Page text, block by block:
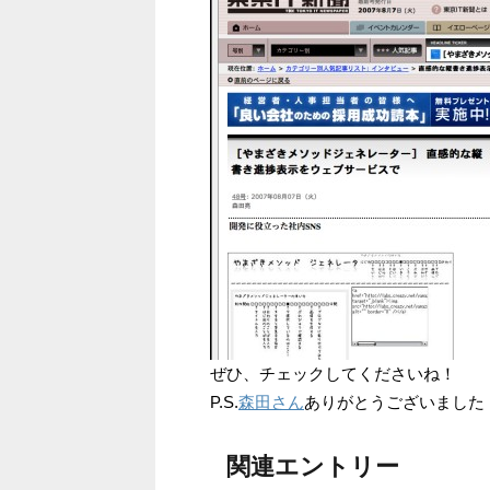
ぜひ、チェックしてくださいね！
P.S.森田さんありがとうございました
関連エントリー